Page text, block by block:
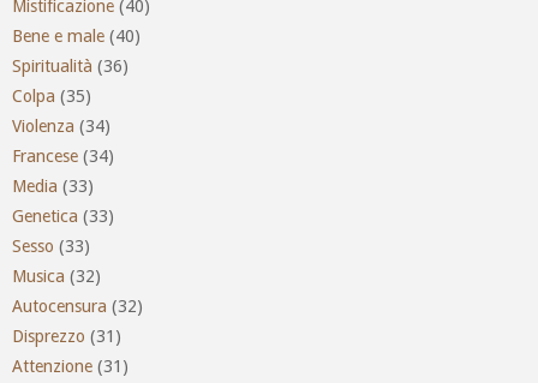
Mistificazione (40)
Bene e male (40)
Spiritualità (36)
Colpa (35)
Violenza (34)
Francese (34)
Media (33)
Genetica (33)
Sesso (33)
Musica (32)
Autocensura (32)
Disprezzo (31)
Attenzione (31)